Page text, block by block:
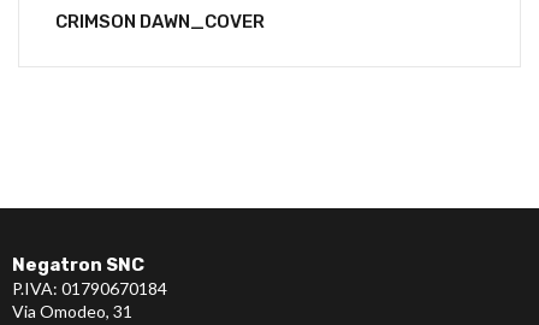
CRIMSON DAWN_COVER
Negatron SNC
P.IVA: 01790670184
Via Omodeo, 31